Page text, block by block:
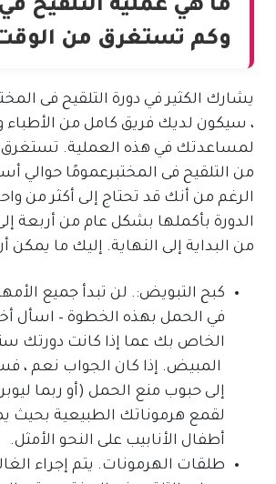
ما هي عملية التلقيح
وكم تستغرق من
يشارك الكثير في دورة التلقيح فى
، سيكون لديك فريق كامل من
لمساعدتك في هذه العملية. تستغرق
من التلقيح فى المختبرعمومًا حوالي
الرغم من أنك قد تحتاج إلى أكثر من
الدورة بأكملها بشكل عام من أربعة
من البداية إلى النهاية. إليك ما يمكن
كبح التبويض:. لن تبدأ جميع
في الحمل بهذه الخطوة – اسأل
الخاص بك عما إذا كانت دورتك
المبيض. إذا كان الجواب نعم ،
إلى حبوب منع الحمل (أو ربما
لقمع هرموناتك الطبيعية بحيث
أطفال الأنابيب على النحو الأمثل.
طلقات الهرمونات. يتم إجراء